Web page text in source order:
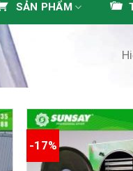
SẢN PHẨM
-17%